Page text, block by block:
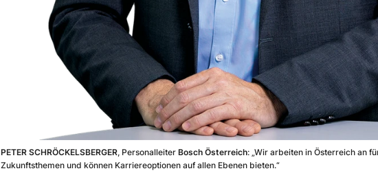
PETER SCHRÖCKELSBERGER, Personalleiter Bosch Österreich: „Wir arbeiten in Österreich an
Zukunftsthemen und können Karriereoptionen auf allen Ebenen bieten.“